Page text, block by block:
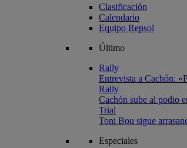
Clasificación
Calendario
Equipo Repsol
Último
Rally
Entrevista a Cachón:
Rally
Cachón sube al podio
Trial
Toni Bou sigue
Especiales